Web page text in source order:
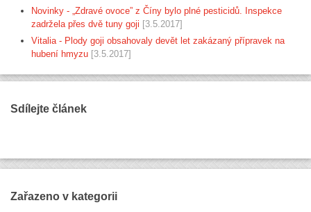
Novinky - „Zdravé ovoce” z Číny bylo plné pesticidů. Inspekce
zadržela přes dvě tuny goji [3.5.2017]
Vitalia - Plody goji obsahovaly devět let zakázaný přípravek na
hubení hmyzu [3.5.2017]
Sdílejte článek
Zařazeno v kategorii